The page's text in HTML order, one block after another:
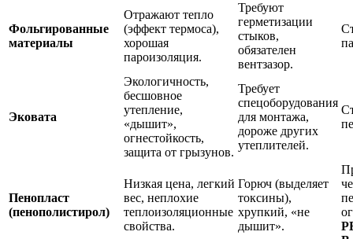
Фольгированные
материалы
Отражают тепло
(эффект термоса),
хорошая
пароизоляция.
Требуют
герметизации
стыков,
обязателен
вентзазор.
Эковата
Экологичность,
бесшовное
утепление,
«дышит»,
огнестойкость,
защита от грызунов.
Требует
спецоборудования
для монтажа,
дороже других
утеплителей.
Пенопласт
(пенополистирол)
Низкая цена, легкий
вес, неплохие
теплоизоляционные
свойства.
Горюч (выделяет
токсины),
хрупкий, «не
дышит».